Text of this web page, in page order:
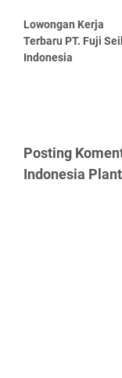
Lowongan Kerja
Terbaru PT. Fuji
Indonesia
Posting
Indonesia